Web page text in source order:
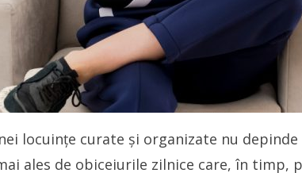
locuințe curate și organizate nu
ales de obiceiurile zilnice care, în timp,